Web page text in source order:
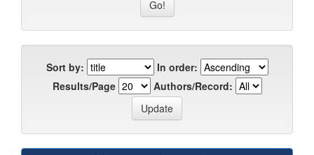
Sort by:
In order:
Results/Page
Authors/Record: